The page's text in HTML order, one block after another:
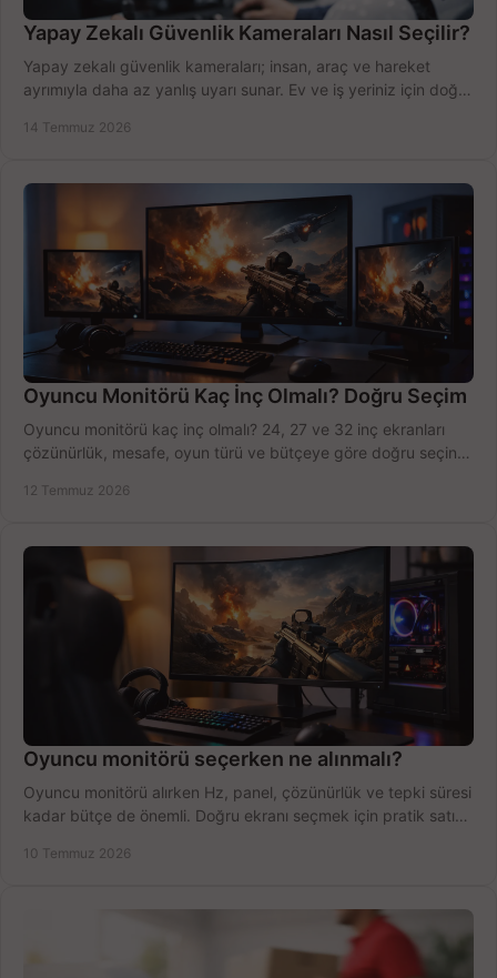
Yapay Zekalı Güvenlik Kameraları Nasıl Seçilir?
Yapay zekalı güvenlik kameraları; insan, araç ve hareket
ayrımıyla daha az yanlış uyarı sunar. Ev ve iş yeriniz için doğru
14 Temmuz 2026
Oyuncu Monitörü Kaç İnç Olmalı? Doğru Seçim
Oyuncu monitörü kaç inç olmalı? 24, 27 ve 32 inç ekranları
çözünürlük, mesafe, oyun türü ve bütçeye göre doğru seçin,
12 Temmuz 2026
Oyuncu monitörü seçerken ne alınmalı?
Oyuncu monitörü alırken Hz, panel, çözünürlük ve tepki süresi
kadar bütçe de önemli. Doğru ekranı seçmek için pratik satın
10 Temmuz 2026